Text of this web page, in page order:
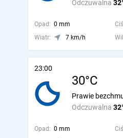
Odczuwalna
Opad: 0 mm
Wiatr:
7 km/h
23:00
30°C
Odczuwalna
Prawie
Opad: 0 mm